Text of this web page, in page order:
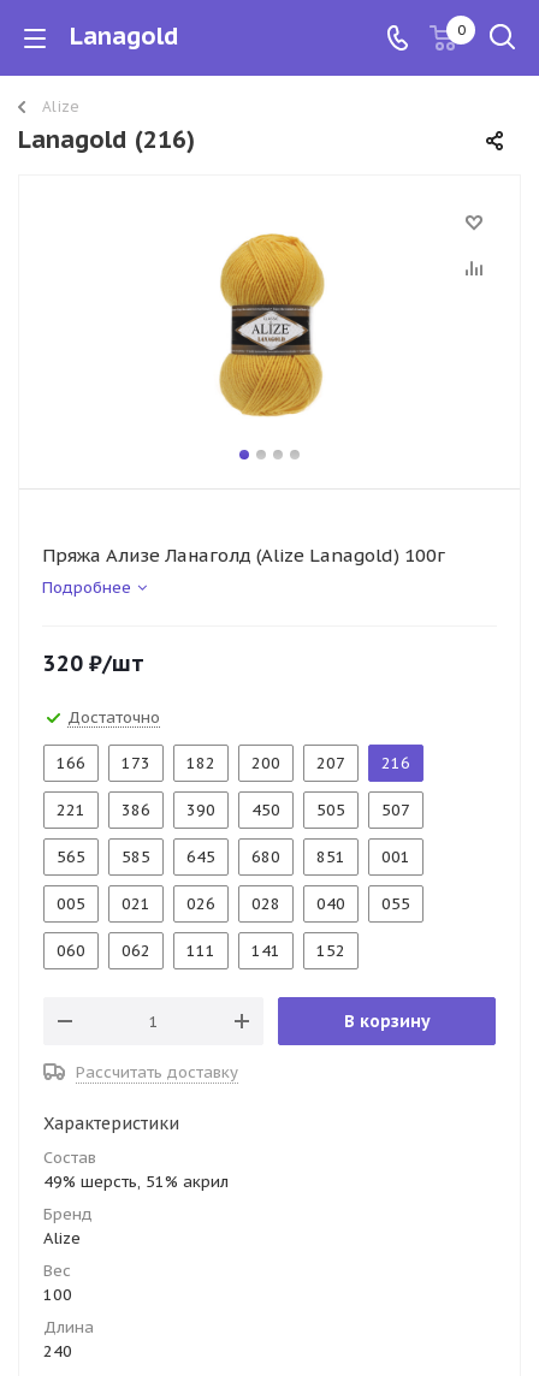
Lanagold 0
Alize
Lanagold (216)
Пряжа Ализе Ланаголд (Alize Lanagold) 100г
Подробнее
320 ₽/шт
Достаточно
166 173 182 200 207 216
221 386 390 450 505 507
565 585 645 680 851 001
005 021 026 028 040 055
060 062 111 141 152
В корзину
Рассчитать доставку
Характеристики
Состав
49% шерсть, 51% акрил
Бренд
Alize
Вес
100
Длина
240